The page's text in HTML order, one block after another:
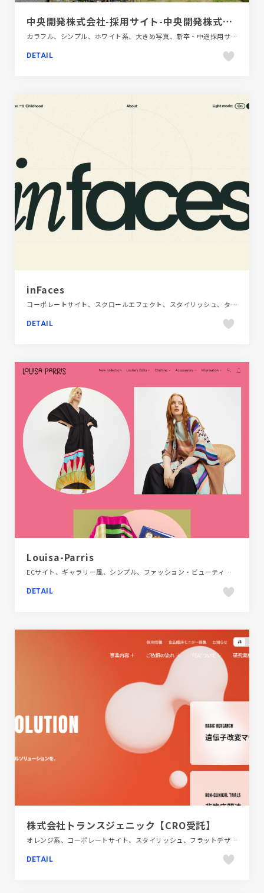
中央開発株式会社-採用サイト-中央開発株式会社-採用情報
カラフル、シンプル、ホワイト系、大きめ写真、新卒・中途採用サイト、第一次産業・SDGs・地方創生
DETAIL
inFaces
コーポレートサイト、スクロールエフェクト、スタイリッシュ、タイポグラフィー、デザイン・アート・音楽・文芸、ベージュ・ゴールド系
DETAIL
Louisa-Parris
ECサイト、ギャラリー風、シンプル、ファッション・ビューティー、ポップ、海外サイト
DETAIL
株式会社トランスジェニック【CRO受託】
オレンジ系、コーポレートサイト、スタイリッシュ、フラットデザイン、ホワイト系、医療・ヘルスケア
DETAIL